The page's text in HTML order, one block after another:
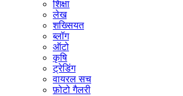
शिक्षा
लेख
शख्सियत
ब्लॉग
ऑटो
कृषि
ट्रेडिंग
वायरल सच
फ़ोटो गैलरी